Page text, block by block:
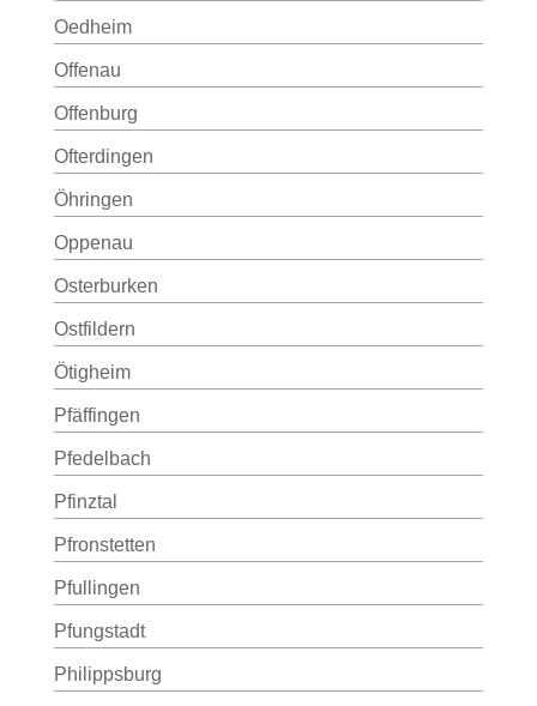
Oedheim
Offenau
Offenburg
Ofterdingen
Öhringen
Oppenau
Osterburken
Ostfildern
Ötigheim
Pfäffingen
Pfedelbach
Pfinztal
Pfronstetten
Pfullingen
Pfungstadt
Philippsburg